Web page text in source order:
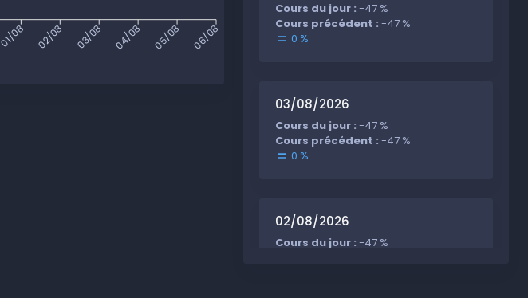
01/08 02/08 03/08 04/08 05/08 06/08
Cours du jour :-47 %
Cours précédent :-47 %
0 %
03/08/2026
Cours du jour :-47 %
Cours précédent :-47 %
0 %
02/08/2026
Cours du jour :-47 %